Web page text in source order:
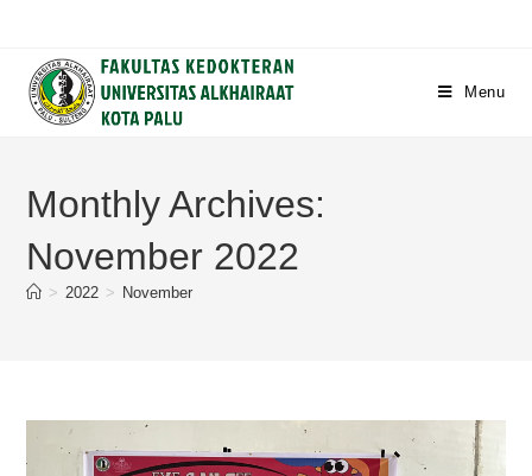
Menu
Monthly Archives:
November 2022
> 2022 > November